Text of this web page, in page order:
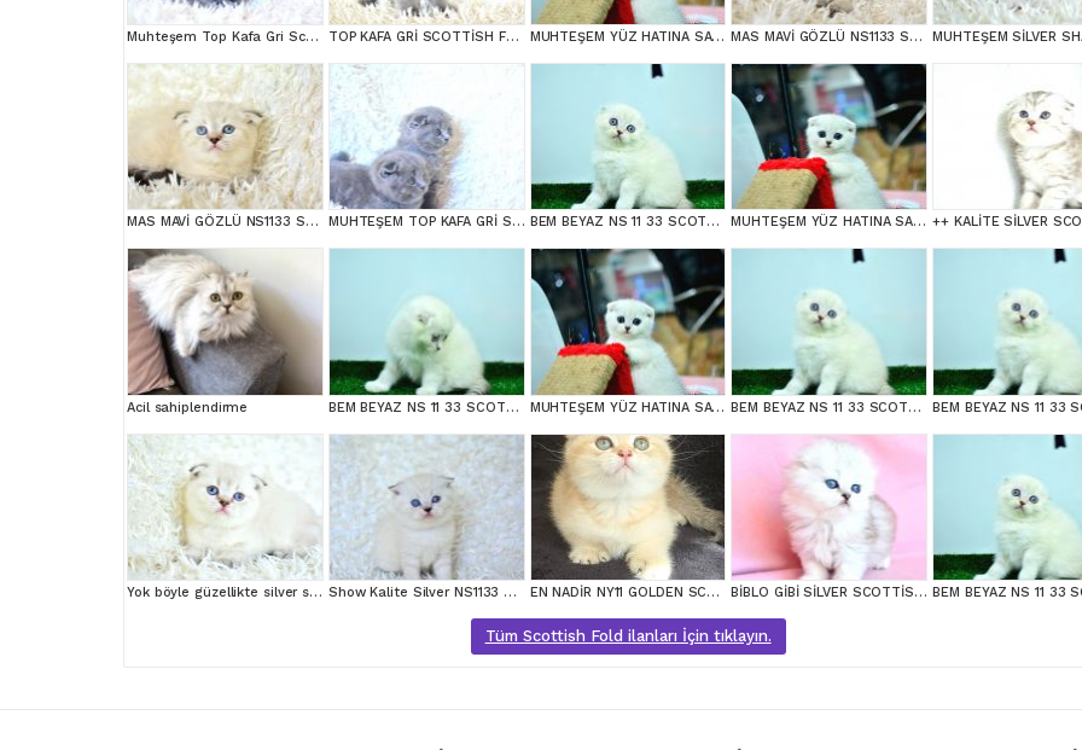
Muhteşem Top Kafa Gri Scottish Fold TOP KAFA GRİ SCOTTİSH FOLD MUHTEŞEM YÜZ HATINA SAHİP SİLVER SCOTTİSH FOLD MAS MAVİ GÖZLÜ NS1133 SCOTTİSH FOLD erkek
MAS MAVİ GÖZLÜ NS1133 SCOTTİSH FOLD erkek MUHTEŞEM TOP KAFA GRİ SCOTTİSH YAVRULAR BEM BEYAZ NS 11 33 SCOTTİSH FOLD MUHTEŞEM YÜZ HATINA SAHİP SİLVER SCOTTİSH FOLD
Acil sahiplendirme BEM BEYAZ NS 11 33 SCOTTİSH FOLD MUHTEŞEM YÜZ HATINA SAHİP SİLVER SCOTTİSH FOLD BEM BEYAZ NS 11 33 SCOTTİSH FOLD
Yok böyle güzellikte silver scottish fold Show Kalite Silver NS1133 Scottish Fold Yavrumuz EN NADİR NY11 GOLDEN SCOTTİSH FOLD YAVRUMUZ BİBLO GİBİ SİLVER SCOTTİSH FOLD LONGHAİR
Tüm Scottish Fold ilanları İçin tıklayın.